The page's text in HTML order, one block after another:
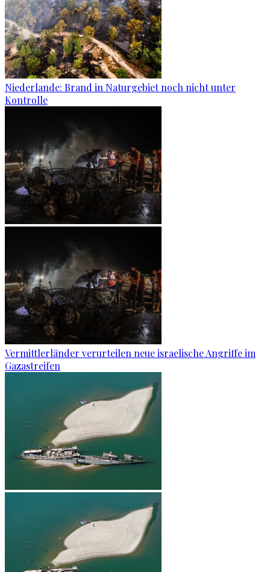
Niederlande: Brand in Naturgebiet noch nicht unter
Kontrolle
Vermittlerländer verurteilen neue israelische Angriffe im
Gazastreifen